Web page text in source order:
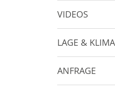
VIDEOS
LAGE & KLIMA
ANFRAGE